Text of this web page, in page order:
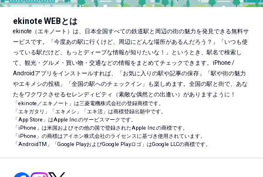
ekinote WEBとは
ekinote（エキノート）は、日本全国すべての鉄道駅と周辺の街の魅力を発見できる無料サ
ービスです。「今度あの駅に行くけど、周辺にどんな場所があるんだろう？」「いつも使
っている駅だけど、もっとディープな情報が知りたいな！」というとき、駅名で検索し
て、観光・グルメ・買い物・交通などの情報をまとめてチェックできます。iPhone /
Androidアプリをインストールすれば、「お気に入りの駅や記事の保存」「駅や街の魅力
やエキメシの投稿」「全国の駅へのチェックイン」も楽しめます。全国の駅と街で、あな
たをワクワクさせるセレンディピティ（素敵な偶然との出逢い）がありますように！
「ekinote／エキノート」は三菱電機株式会社の登録商標です。
「エキガタリ」「エキメシ」「エキ活」は商標登録出願中です。
「App Store」はApple Inc.のサービスマークです。
「iPhone」は米国およびその他の国で登録されたApple Inc.の商標です。
「iPhone」の商標はアイホン株式会社のライセンスに基づき使用されています。
「AndroidTM 」「Google PlayおよびGoogle Playロゴ」はGoogle LLCの商標です。